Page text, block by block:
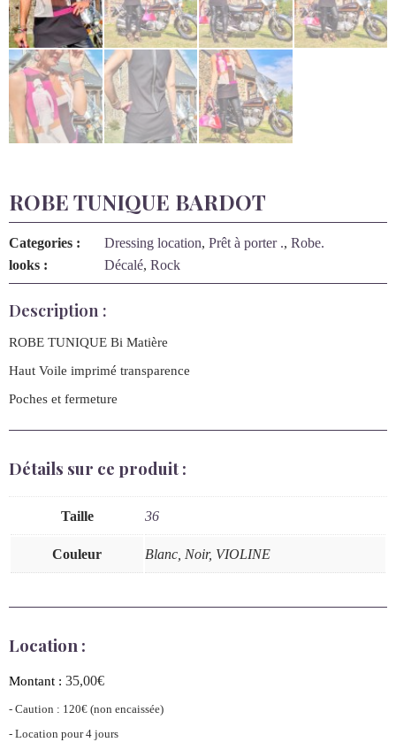
ROBE TUNIQUE BARDOT
Categories : Dressing location, Prêt à porter ., Robe.
looks :
Décalé, Rock
Description :
ROBE TUNIQUE Bi Matière
Haut Voile imprimé transparence
Poches et fermeture
Détails sur ce produit :
Taille 36
Couleur Blanc, Noir, VIOLINE
Location :
Montant : 35,00€
- Caution : 120€ (non encaissée)
- Location pour 4 jours